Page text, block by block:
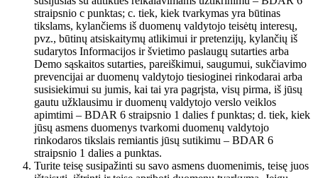
straipsnio c punktas; c. tiek, kiek tvarkymas yra būtinas
tikslams, kylančiems iš duomenų valdytojo teisėtų interesų,
pvz., būtinų atsiskaitymų atlikimui ir pretenzijų, kylančių iš
sudarytos Informacijos ir švietimo paslaugų sutarties arba
Demo sąskaitos sutarties, pareiškimui, saugumui, sukčiavimo
prevencijai ar duomenų valdytojo tiesioginei rinkodarai arba
susisiekimui su jumis, kai tai yra pagrįsta, visų pirma, iš jūsų
gautu užklausimu ir duomenų valdytojo verslo veiklos
apimtimi – BDAR 6 straipsnio 1 dalies f punktas; d. tiek, kiek
jūsų asmens duomenys tvarkomi duomenų valdytojo
rinkodaros tikslais remiantis jūsų sutikimu – BDAR 6
straipsnio 1 dalies a punktas.
Turite teisę susipažinti su savo asmens duomenimis, teisę juos